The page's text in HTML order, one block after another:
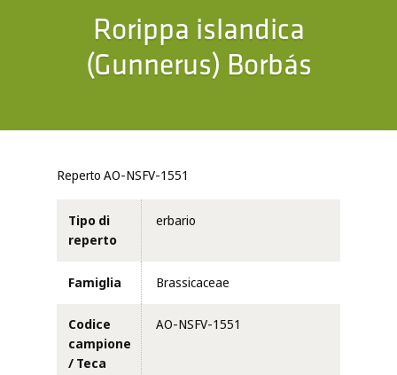
Rorippa islandica
(Gunnerus) Borbás
Reperto AO-NSFV-1551
Tipo di
reperto
erbario
Famiglia Brassicaceae
Codice
campione
/ Teca
AO-NSFV-1551